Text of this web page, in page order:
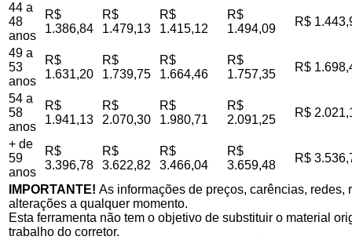
44 a
48
anos
R$
1.386,84
R$
1.479,13
R$
1.415,12
R$
1.494,09
R$
49 a
53
anos
R$
1.631,20
R$
1.739,75
R$
1.664,46
R$
1.757,35
R$
54 a
58
anos
R$
1.941,13
R$
2.070,30
R$
1.980,71
R$
2.091,25
R$
+ de
59
anos
R$
3.396,78
R$
3.622,82
R$
3.466,04
R$
3.659,48
R$
IMPORTANTE! As informações de preços, carências,
alterações a qualquer momento.
Esta ferramenta não tem o objetivo de substituir o material
trabalho do corretor.